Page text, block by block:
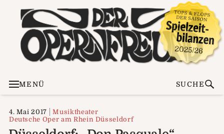
MENÜ SUCHE
4. Mai 2017
Musiktheater
Deutsche Oper am Rhein Düsseldorf